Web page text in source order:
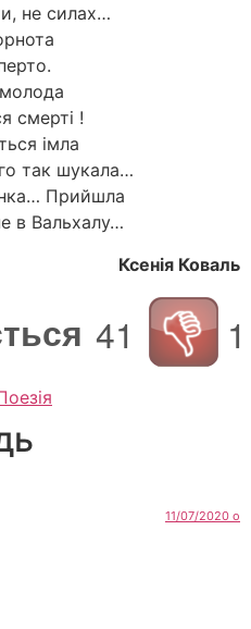
не силах…
смерті !
імла
так шукала…
Прийшла
в Вальхалу…
Ксенія Коваль
41 1
11/07/2020 о